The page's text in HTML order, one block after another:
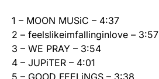
1 – MOON MUSiC – 4:37
2 – feelslikeimfallinginlove – 3:57
3 – WE PRAY – 3:54
4 – JUPiTER – 4:01